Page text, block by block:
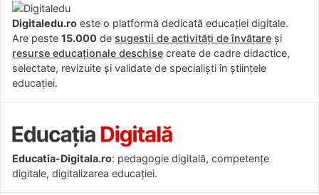
Digitaledu.ro este o platformă dedicată educației digitale.
Are peste 15.000 de sugestii de activități de învățare și
resurse educaționale deschise create de cadre didactice,
selectate, revizuite și validate de specialiști în științele
educației.
Educatia-Digitala.ro: pedagogie digitală, competențe
digitale, digitalizarea educației.